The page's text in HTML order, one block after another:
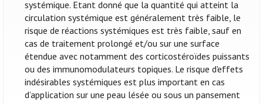
systémique. Etant donné que la quantité qui atteint la
circulation systémique est généralement très faible, le
risque de réactions systémiques est très faible, sauf en
cas de traitement prolongé et/ou sur une surface
étendue avec notamment des corticostéroïdes puissants
ou des immunomodulateurs topiques. Le risque d'effets
indésirables systémiques est plus important en cas
d’application sur une peau lésée ou sous un pansement